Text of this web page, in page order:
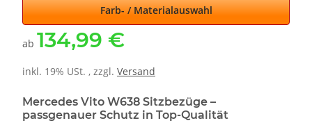
Farb- / Materialauswahl
ab 134,99 €
inkl. 19% USt. , zzgl. Versand
Mercedes Vito W638 Sitzbezüge –
passgenauer Schutz in Top-Qualität